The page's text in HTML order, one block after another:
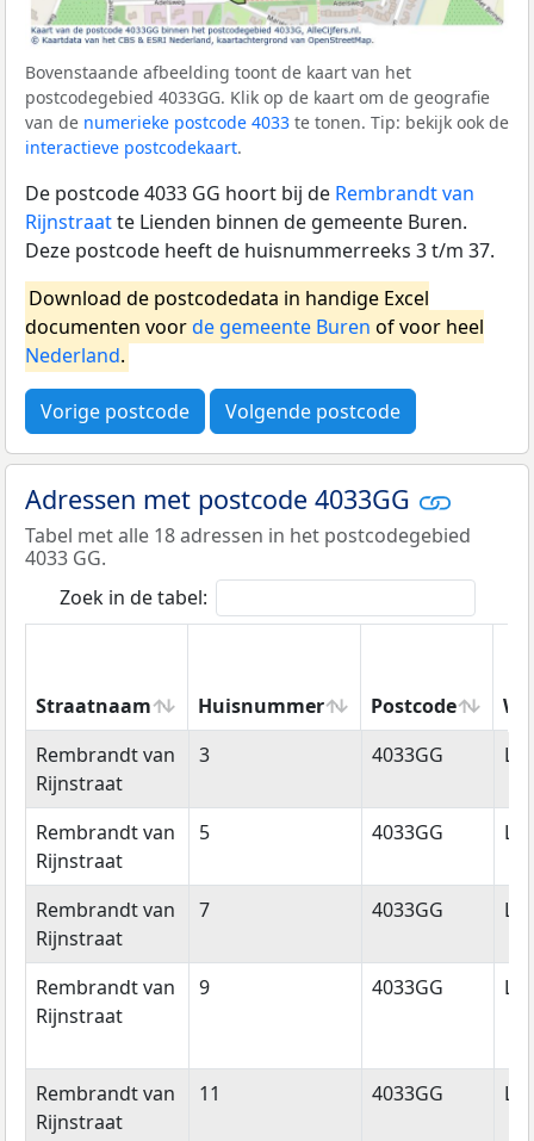
Bovenstaande afbeelding toont de kaart van het
postcodegebied 4033GG. Klik op de kaart om de geografie
van de numerieke postcode 4033 te tonen. Tip: bekijk ook de
interactieve postcodekaart.
De postcode 4033 GG hoort bij de Rembrandt van
Rijnstraatte Lienden binnen de gemeente Buren.
Deze postcode heeft de huisnummerreeks 3 t/m 37.
Download de postcodedata in handige Excel
documenten voorde gemeente Buren of voor heel
Nederland.
Vorige postcode Volgende postcode
Adressen met postcode 4033GG
Tabel met alle 18 adressen in het postcodegebied
4033 GG.
Zoek in de tabel:
Straatnaam Huisnummer Postcode
Straatnaam
Huisnummer Postcode
Rembrandt van
Rijnstraat
3 4033GG
Rembrandt van
Rijnstraat
5 4033GG
Rembrandt van
Rijnstraat
7 4033GG
Rembrandt van
Rijnstraat
9 4033GG
Rembrandt van
Rijnstraat
11 4033GG